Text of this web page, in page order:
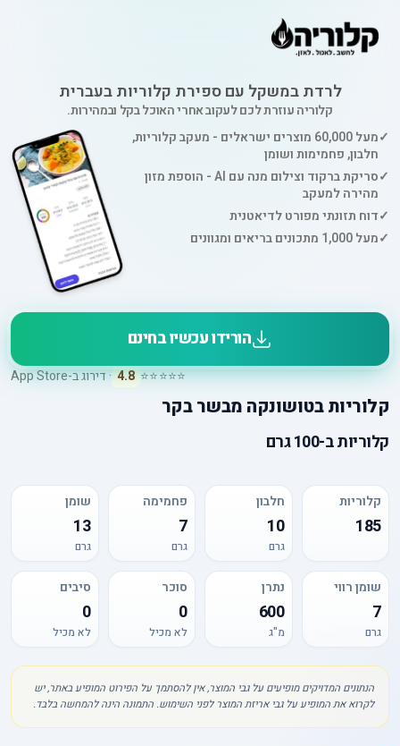
לרדת במשקל עם ספירת קלוריות בעברית
קלוריה עוזרת לכם לעקוב אחרי האוכל בקל ובמהירות.
✓
מעל 60,000 מוצרים ישראלים - מעקב קלוריות,
חלבון, פחמימות ושומן
✓
סריקת ברקוד וצילום מנה עם AI - הוספת מזון
מהירה למעקב
✓דוח תזונתי מפורט לדיאטנית
✓מעל 1,000 מתכונים בריאים ומגוונים
הורידו עכשיו בחינם
⭐⭐⭐⭐⭐
4.8 · דירוג ב-App Store
קלוריותבטושונקה מבשר בקר
קלוריותב-100 גרם
קלוריות
185
חלבון
10
גרם
פחמימה
7
גרם
שומן
13
גרם
שומן רווי
7
גרם
נתרן
600
מ"ג
סוכר
0
לא מכיל
סיבים
0
לא מכיל
הנתונים המדויקים מופיעים על גבי המוצר, אין להסתמך על הפירוט המופיע באתר, יש
לקרוא את המופיע על גבי אריזת המוצר לפני השימוש. התמונה הינה להמחשה בלבד.